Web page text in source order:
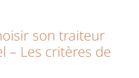
son traiteur
– Les critères de